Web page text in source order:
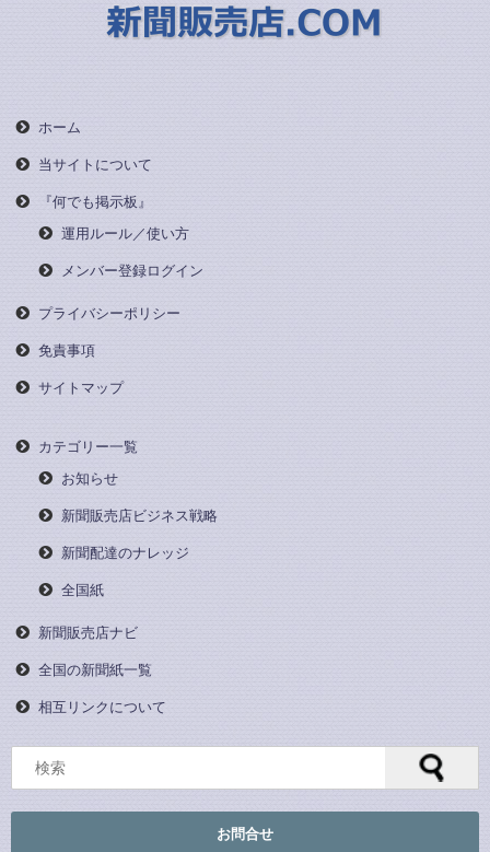
ホーム
当サイトについて
『何でも掲示板』
運用ルール／使い方
メンバー登録ログイン
プライバシーポリシー
免責事項
サイトマップ
カテゴリー一覧
お知らせ
新聞販売店ビジネス戦略
新聞配達のナレッジ
全国紙
新聞販売店ナビ
全国の新聞紙一覧
相互リンクについて
お問合せ